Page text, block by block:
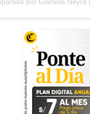
por Gianella Neyra